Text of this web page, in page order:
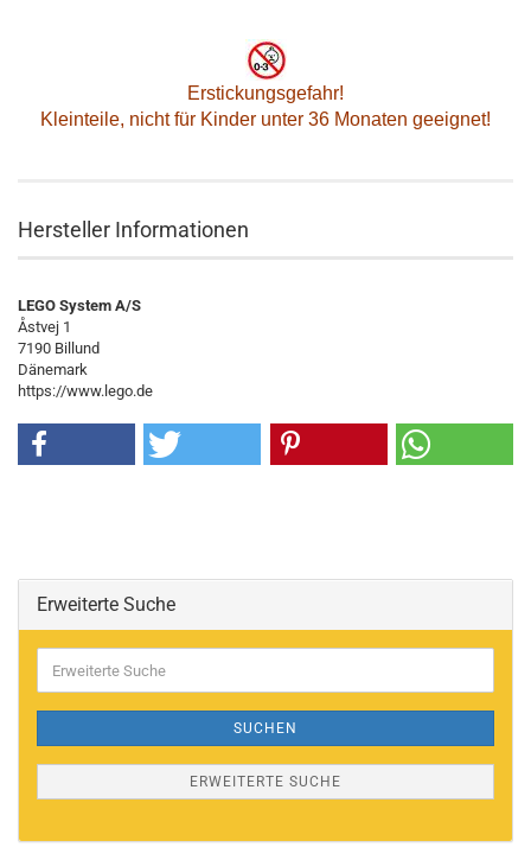
Erstickungsgefahr!
Kleinteile, nicht für Kinder unter 36 Monaten geeignet!
Hersteller Informationen
LEGO System A/S
Åstvej 1
7190 Billund
Dänemark
https://www.lego.de
Erweiterte Suche
Suche
SUCHEN
ERWEITERTE SUCHE